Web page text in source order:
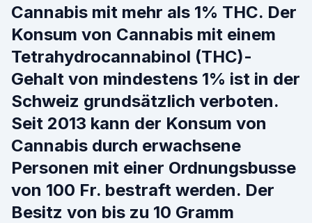
Cannabis mit mehr als 1% THC. Der
Konsum von Cannabis mit einem
Tetrahydrocannabinol (THC)-
Gehalt von mindestens 1% ist in der
Schweiz grundsätzlich verboten.
Seit 2013 kann der Konsum von
Cannabis durch erwachsene
Personen mit einer Ordnungsbusse
von 100 Fr. bestraft werden. Der
Besitz von bis zu 10 Gramm